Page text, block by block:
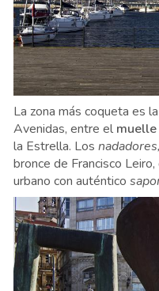
La zona más coqueta es
Avenidas, entre el
la Estrella. Los nadadores,
bronce de Francisco
urbano con auténtico